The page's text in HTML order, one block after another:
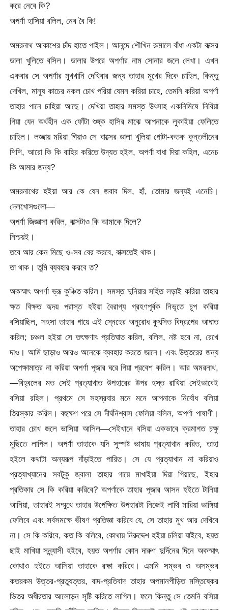
করে নেবে কি?
অপর্ণা হাসিয়া বলিল, নেব বৈ কি!
অমরনাথ আকাশের চাঁদ হাতে পাইল। আনন্দে শৌখিন রুমালে বাঁধা একটা বাক্সর
ডালা খুলিতে বসিল। ডালার উপরে অপর্ণার নাম সোনার জলে লেখা। এখন
একবার সে অপর্ণার মুখখানি দেখিবার জন্য তাহার মুখের দিকে চাহিল, কিন্তু
দেখিল, মানুষ কাচের নকল চোখ পরিয়া যেমন করিয়া চাহে, তেমনি করিয়া অপর্ণা
তাহার পানে চাহিয়া আছে। দেখিয়া তাহার সমস্ত উৎসাহ একনিমিষে নিবিয়া
গিয়া যেন অর্থহীন এক ফোঁটা শুষ্ক হাসির মাঝে আপনাকে লুকাইয়া ফেলিতে
চাহিল। লজ্জায় মরিয়া গিয়াও সে বাক্সের ডালা খুলিয়া গোটা-কতক কুন্তলীনের
শিশি, আরো কি কি বাহির করিতে উদ্যত হইল, অপর্ণা বাধা দিয়া কহিল, এনেচ
কি আমার জন্য?
অমরনাথের হইয়া আর কে যেন জবাব দিল, হাঁ, তোমার জন্যই এনেচি।
দেলখোসগুলো—
অপর্ণা জিজ্ঞাসা করিল, বাক্সটাও কি আমাকে দিলে?
নিশ্চয়ই।
তবে আর কেন মিছে ও-সব বের করবে, বাক্সতেই থাক।
তা থাক। তুমি ব্যবহার করবে ত?
অকস্মাৎ অপর্ণা ভ্রূ কুঞ্চিত করিল। সমস্ত দুনিয়ার সহিত লড়াই করিয়া তাহার
ক্ষত বিক্ষত হৃদয় পরাস্ত হইয়া বৈরাগ্য গ্রহণপূর্বক নিভৃতে চুপ করিয়া
বসিয়াছিল, সহসা তাহার গায়ে এই স্নেহের অনুরোধ কুৎসিত বিদ্রূপের আঘাত
করিল; চঞ্চল হইয়া সে তৎক্ষণাৎ প্রতিঘাত করিল, বলিল, নষ্ট হবে না, রেখে
দাও। আমি ছাড়াও আরও অনেকে ব্যবহার করতে জানে। এবং উত্তরের জন্য
অপেক্ষামাত্র না করিয়া অপর্ণা পূজার ঘরে গিয়া প্রবেশ করিল। আর অমরনাথ,
—বিহ্বলের মত সেই প্রত্যাখাত উপহারের উপর হস্ত রাখিয়া সেইভাবেই
বসিয়া রহিল। প্রথমে সে সহস্রবার মনে মনে আপনাকে নির্বোধ বলিয়া
তিরস্কার করিল। বহুক্ষণ পরে সে দীর্ঘনিশ্বাস ফেলিয়া বলিল, অপর্ণা পাষাণী।
তাহার চোখ জলে ভাসিয়া আসিল—সেইখানে বসিয়া একভাবে ক্রমাগত চক্ষু
মুছিতে লাগিল। অপর্ণা তাহাকে যদি সুস্পষ্ট ভাষায় প্রত্যাখান করিত, তাহা
হইলে কথাটা অন্যরূপ দাঁড়াইতে পারিত। সে যে প্রত্যাখান না করিয়াও
প্রত্যাখ্যানের সবটুকু জ্বালা তাহার গায়ে মাখাইয়া দিয়া গিয়াছে, ইহার
প্রতিকার সে কি করিয়া করিবে? অপর্ণাকে তাহার পূজার আসন হইতে টানিয়া
আনিয়া, তাহারই সম্মুখে তাহার উপেক্ষিত উপহারটা নিজেই লাথি মারিয়া ভাঙ্গিয়া
ফেলিবে এবং সর্বসমক্ষে ভীষণ প্রতিজ্ঞা করিবে যে, সে তাহার মুখ আর দেখিবে
না। সে কি করিবে, কত কি বলিবে, কোথায় নিরুদ্দেশ হইয়া চলিয়া যাইবে, হয়ত
ছাই মাখিয়া সন্ন্যাসী হইবে, হয়ত অপর্ণার কোন দারুণ দুর্দিনের দিনে অকস্মাৎ
কোথাও হইতে আসিয়া তাহাকে রক্ষা করিবে। এমনি সম্ভব ও অসম্ভব
কতরকম উত্তর-প্রত্যুত্তর, বাদ-প্রতিবাদ তাহার অপমানপীড়িত মস্তিষ্কের
ভিতর অধীরতার আলোড়ন সৃষ্টি করিতে লাগিল। ফলে কিন্তু সে তেমনি বসিয়া